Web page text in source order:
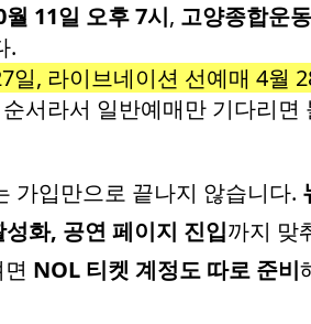
11일 오후 7시, 고양종합운
.
일, 라이브네이션 선예매 4월
순서라서 일반예매만 기다리면
가입만으로 끝나지 않습니다.
화, 공연 페이지 진입까지 맞
NOL 티켓 계정도 따로 준비